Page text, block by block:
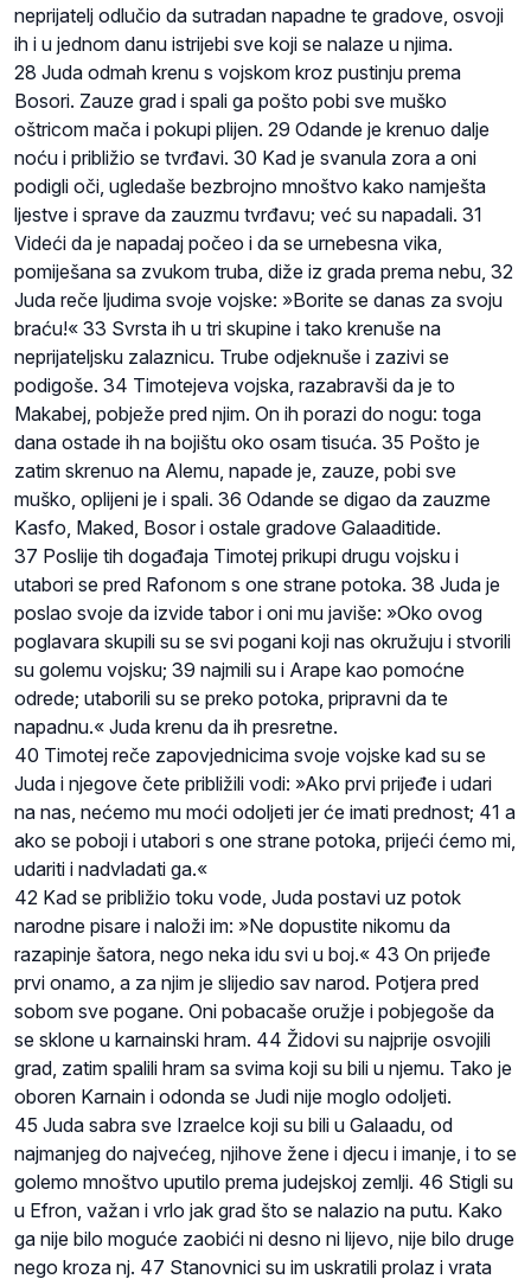
neprijatelj odlučio da sutradan napadne te gradove, osvoji
ih i u jednom danu istrijebi sve koji se nalaze u njima.
28 Juda odmah krenu s vojskom kroz pustinju prema
Bosori. Zauze grad i spali ga pošto pobi sve muško
oštricom mača i pokupi plijen. 29 Odande je krenuo dalje
noću i približio se tvrđavi. 30 Kad je svanula zora a oni
podigli oči, ugledaše bezbrojno mnoštvo kako namješta
ljestve i sprave da zauzmu tvrđavu; već su napadali. 31
Videći da je napadaj počeo i da se urnebesna vika,
pomiješana sa zvukom truba, diže iz grada prema nebu, 32
Juda reče ljudima svoje vojske: »Borite se danas za svoju
braću!« 33 Svrsta ih u tri skupine i tako krenuše na
neprijateljsku zalaznicu. Trube odjeknuše i zazivi se
podigoše. 34 Timotejeva vojska, razabravši da je to
Makabej, pobježe pred njim. On ih porazi do nogu: toga
dana ostade ih na bojištu oko osam tisuća. 35 Pošto je
zatim skrenuo na Alemu, napade je, zauze, pobi sve
muško, oplijeni je i spali. 36 Odande se digao da zauzme
Kasfo, Maked, Bosor i ostale gradove Galaaditide.
37 Poslije tih događaja Timotej prikupi drugu vojsku i
utabori se pred Rafonom s one strane potoka. 38 Juda je
poslao svoje da izvide tabor i oni mu javiše: »Oko ovog
poglavara skupili su se svi pogani koji nas okružuju i stvorili
su golemu vojsku; 39 najmili su i Arape kao pomoćne
odrede; utaborili su se preko potoka, pripravni da te
napadnu.« Juda krenu da ih presretne.
40 Timotej reče zapovjednicima svoje vojske kad su se
Juda i njegove čete približili vodi: »Ako prvi prijeđe i udari
na nas, nećemo mu moći odoljeti jer će imati prednost; 41 a
ako se poboji i utabori s one strane potoka, prijeći ćemo mi,
udariti i nadvladati ga.«
42 Kad se približio toku vode, Juda postavi uz potok
narodne pisare i naloži im: »Ne dopustite nikomu da
razapinje šatora, nego neka idu svi u boj.« 43 On prijeđe
prvi onamo, a za njim je slijedio sav narod. Potjera pred
sobom sve pogane. Oni pobacaše oružje i pobjegoše da
se sklone u karnainski hram. 44 Židovi su najprije osvojili
grad, zatim spalili hram sa svima koji su bili u njemu. Tako je
oboren Karnain i odonda se Judi nije moglo odoljeti.
45 Juda sabra sve Izraelce koji su bili u Galaadu, od
najmanjeg do najvećeg, njihove žene i djecu i imanje, i to se
golemo mnoštvo uputilo prema judejskoj zemlji. 46 Stigli su
u Efron, važan i vrlo jak grad što se nalazio na putu. Kako
ga nije bilo moguće zaobići ni desno ni lijevo, nije bilo druge
nego kroza nj. 47 Stanovnici su im uskratili prolaz i vrata